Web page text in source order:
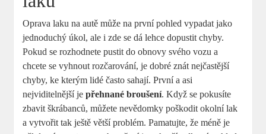
Oprava laku na autě může na první pohled vypadat jako
jednoduchý úkol, ale i zde se dá lehce dopustit chyby.
Pokud se rozhodnete pustit do obnovy svého vozu a
chcete se vyhnout rozčarování, je dobré znát nejčastější
chyby, ke kterým lidé často sahají. První a asi
nejviditelnější jepřehnané broušení. Když se pokusíte
zbavit škrábanců, můžete nevědomky poškodit okolní lak
a vytvořit tak ještě větší problém. Pamatujte, že méně je